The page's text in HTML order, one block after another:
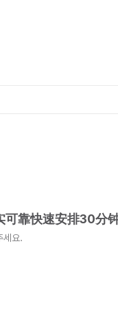
可靠快速安排30分钟
靠快速安排30分
세요.